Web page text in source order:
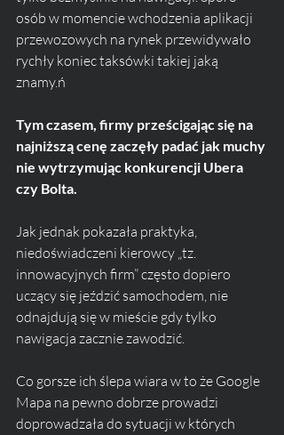
osób w momencie wchodzenia aplikacji
przewozowych na rynek przewidywało
rychły koniec taksówki takiej jaką
znamy.ń
Tym czasem, firmy prześcigając się na
najniższą cenę zaczęły padać jak muchy
nie wytrzymując konkurencji Ubera
czy Bolta.
Jak jednak pokazała praktyka,
niedoświadczeni kierowcy „tz.
innowacyjnych firm” często dopiero
uczący się jeździć samochodem, nie
odnajdują się w mieście gdy tylko
nawigacja zacznie zawodzić.
Co gorsze ich ślepa wiara w to że Google
Mapa na pewno dobrze prowadzi
doprowadzała do sytuacji w których